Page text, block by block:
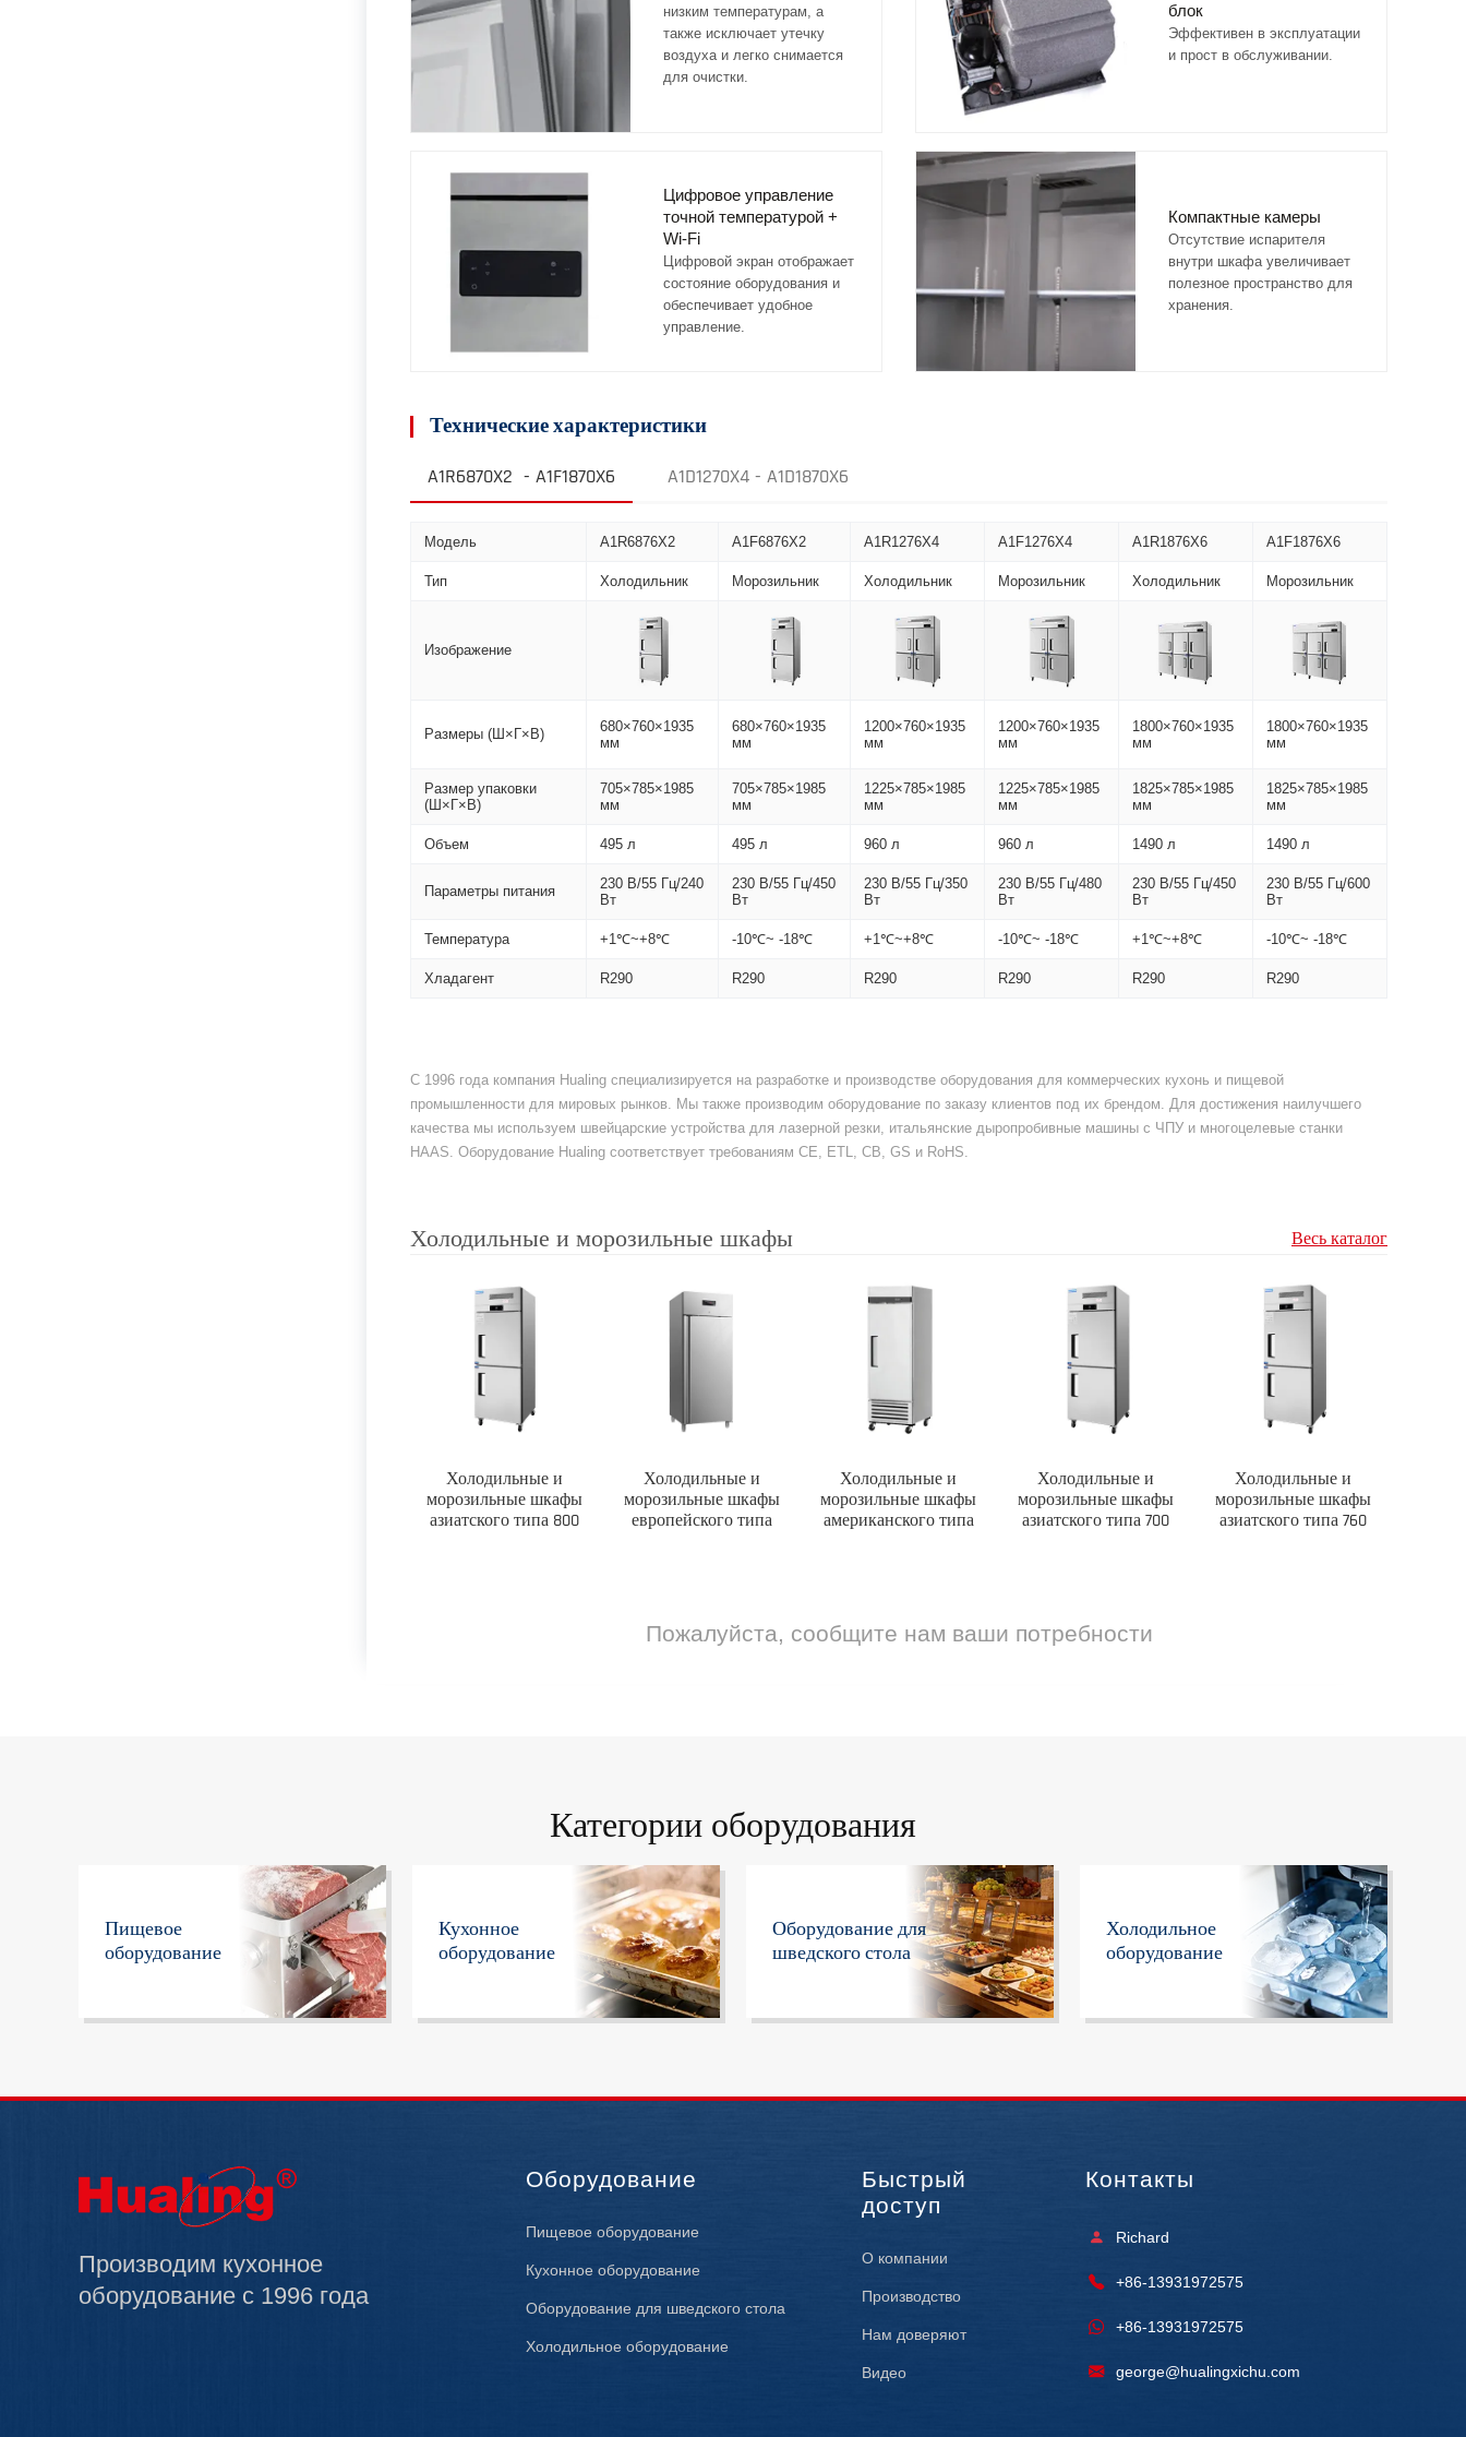
низким температурам, а
также исключает утечку
воздуха и легко снимается
для очистки.
блок
Эффективен в эксплуатации
и прост в обслуживании.
Цифровое управление
точной температурой +
Wi-Fi
Цифровой экран отображает
состояние оборудования и
обеспечивает удобное
управление.
Компактные камеры
Отсутствие испарителя
внутри шкафа увеличивает
полезное пространство для
хранения.
Технические характеристики
A1R6870X2 - A1F1870X6 A1D1270X4 - A1D1870X6
Модель A1R6876X2 A1F6876X2 A1R1276X4 A1F1276X4 A1R1876X6 A1F1876X6
Тип Холодильник Морозильник Холодильник Морозильник Холодильник Морозильник
Изображение
Размеры (Ш×Г×В)
680×760×1935
мм
680×760×1935
мм
1200×760×1935
мм
1200×760×1935
мм
1800×760×1935
мм
1800×760×1935
мм
Размер упаковки
(Ш×Г×В)
705×785×1985
мм
705×785×1985
мм
1225×785×1985
мм
1225×785×1985
мм
1825×785×1985
мм
1825×785×1985
мм
Объем 495 л 495 л 960 л 960 л 1490 л 1490 л
Параметры питания
230 В/55 Гц/240
Вт
230 В/55 Гц/450
Вт
230 В/55 Гц/350
Вт
230 В/55 Гц/480
Вт
230 В/55 Гц/450
Вт
230 В/55 Гц/600
Вт
Температура +1℃~+8℃ -10℃~ -18℃ +1℃~+8℃ -10℃~ -18℃ +1℃~+8℃ -10℃~ -18℃
Хладагент R290 R290 R290 R290 R290 R290
С 1996 года компания Hualing специализируется на разработке и производстве оборудования для коммерческих кухонь и пищевой
промышленности для мировых рынков. Мы также производим оборудование по заказу клиентов под их брендом. Для достижения наилучшего
качества мы используем швейцарские устройства для лазерной резки, итальянские дыропробивные машины с ЧПУ и многоцелевые станки
HAAS. Оборудование Hualing соответствует требованиям CE, ETL, CB, GS и RoHS.
Холодильные и морозильные шкафы Весь каталог
Холодильные и
морозильные шкафы
азиатского типа 800
Холодильные и
морозильные шкафы
европейского типа
Холодильные и
морозильные шкафы
американского типа
Холодильные и
морозильные шкафы
азиатского типа 700
Холодильные и
морозильные шкафы
азиатского типа 760
Пожалуйста, сообщите нам ваши потребности
Категории оборудования
Пищевое
оборудование
Кухонное
оборудование
Оборудование для
шведского стола
Холодильное
оборудование
Производим кухонное
оборудование с 1996 года
Оборудование
Пищевое оборудование
Кухонное оборудование
Оборудование для шведского стола
Холодильное оборудование
Быстрый
доступ
О компании
Производство
Нам доверяют
Видео
Контакты
Richard
+86-13931972575
+86-13931972575
george@hualingxichu.com